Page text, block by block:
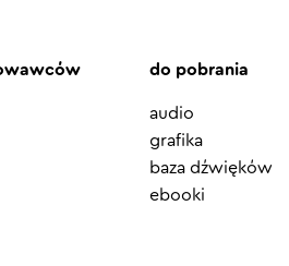
do pobrania
audio
grafika
baza dźwięków
ebooki